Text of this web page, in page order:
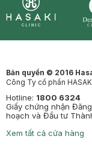
Bản quyền © 2016
Công Ty cổ phần
Hotline: 1800 6324
Giấy chứng nhận
hoạch và Đầu tư
Xem tất cả cửa hàng